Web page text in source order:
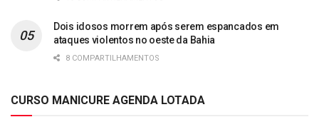
Dois idosos morrem após serem espancados em
ataques violentos no oeste da Bahia
8 COMPARTILHAMENTOS
CURSO MANICURE AGENDA LOTADA